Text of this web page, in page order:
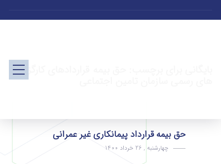
بایگانی برای برچسب: حق بیمه قراردادهای کارگزاری
حق بیمه قرارداد پیمانکاری غیر عمرانی
چهارشنبه , 26 خرداد 1400